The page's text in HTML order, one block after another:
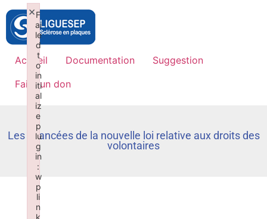
Accueil Documentation
Suggestion
Faire un don
Les avancées de la nouvelle loi relative aux droits des
volontaires
F
ai
le
d
t
o
in
iti
al
iz
e
p
lu
g
in
:
w
p
li
n
k
×